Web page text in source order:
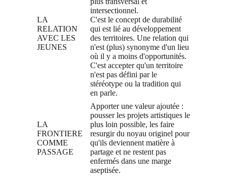
LA
RELATION
AVEC LES
JEUNES
intersectionnel.
C'est le concept de durabilité
qui est lié au développement
des territoires. Une relation qui
n'est (plus) synonyme d'un lieu
où il y a moins d'opportunités.
C'est accepter qu'un territoire
n'est pas défini par le
stéréotype ou la tradition qui
en parle.
LA
FRONTIERE
COMME
PASSAGE
Apporter une valeur ajoutée :
pousser les projets artistiques le
plus loin possible, les faire
resurgir du noyau originel pour
qu'ils deviennent matière à
partage et ne restent pas
enfermés dans une marge
aseptisée.